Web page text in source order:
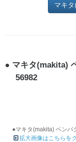
マキ
マキタ(makita)
56982
●マキタ(makita) ペンパ
拡大画像はこちらを